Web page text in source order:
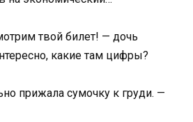
твой билет! — дочь
какие там цифры?
прижала сумочку к груди. —